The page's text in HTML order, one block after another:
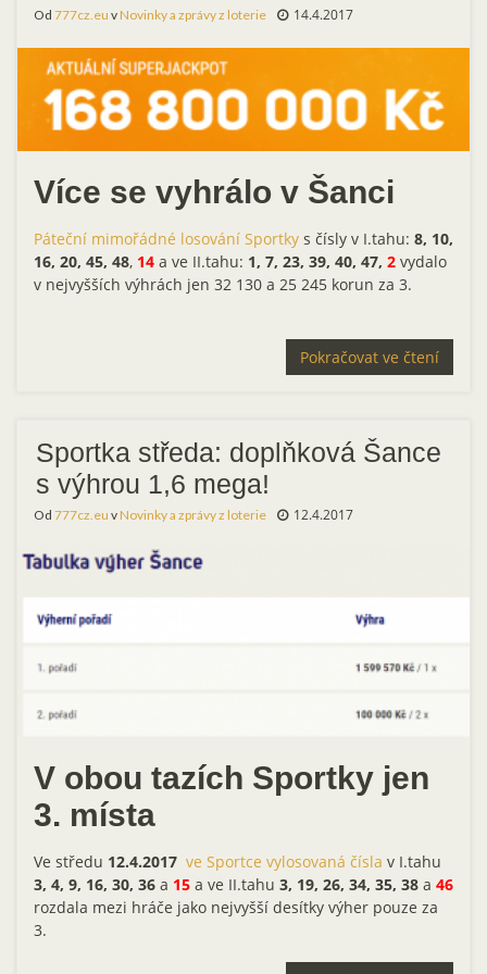
Od 777cz.eu vNovinky a zprávy z loterie 14.4.2017
Více se vyhrálo v Šanci
Páteční mimořádné losování Sportky s čísly v I.tahu: 8, 10,
16, 20, 45, 48, 14 a ve II.tahu: 1, 7, 23, 39, 40, 47, 2 vydalo
v nejvyšších výhrách jen 32 130 a 25 245 korun za 3.
Pokračovat ve čtení
Sportka středa: doplňková Šance
s výhrou 1,6 mega!
Od 777cz.eu vNovinky a zprávy z loterie 12.4.2017
V obou tazích Sportky jen
3. místa
Ve středu 12.4.2017 ve Sportce vylosovaná čísla v I.tahu
3, 4, 9, 16, 30, 36 a 15 a ve II.tahu 3, 19, 26, 34, 35, 38 a 46
rozdala mezi hráče jako nejvyšší desítky výher pouze za
3.